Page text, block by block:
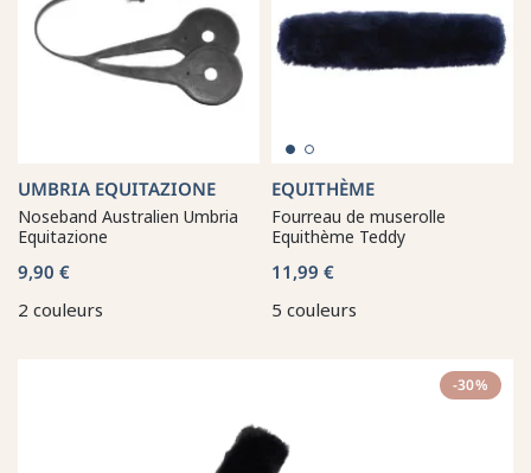
UMBRIA EQUITAZIONE
Noseband Australien Umbria
Equitazione
9,90 €
2 couleurs
EQUITHÈME
Fourreau de muserolle
Equithème Teddy
11,99 €
5 couleurs
-30%